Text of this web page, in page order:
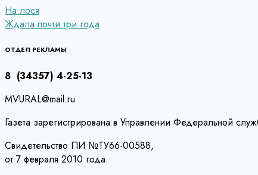
Навигация
по
записям
На лося
Ждала почти три года
ОТДЕЛ РЕКЛАМЫ
8 (34357) 4-25-13
MVURAL@mail.ru
Газета зарегистрирована в Управлении Федеральной
Свидетельство ПИ №ТУ66-00588,
от 7 февраля 2010 года.